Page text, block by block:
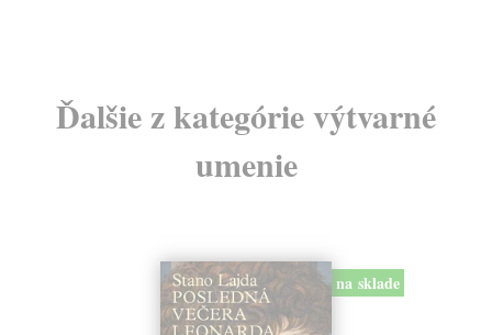
Ďalšie z kategórie výtvarné
umenie
na sklade